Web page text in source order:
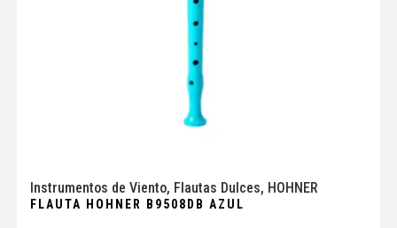
Instrumentos de Viento, Flautas Dulces, HOHNER
FLAUTA HOHNER B9508DB AZUL